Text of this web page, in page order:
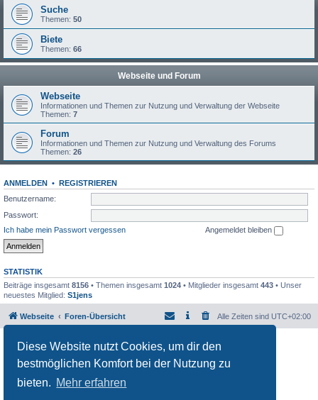
Diese Website nutzt Cookies, um dir den
bestmöglichen Komfort bei der Nutzung zu
bieten. Mehr erfahren
Suche
Themen: 50
Biete
Themen: 66
Webseite und Forum
Webseite
Informationen und Themen zur Nutzung und Verwaltung der Webseite
Themen: 7
Forum
Informationen und Themen zur Nutzung und Verwaltung des Forums
Themen: 26
ANMELDEN •
REGISTRIEREN
Benutzername:
Passwort:
Ich habe mein Passwort vergessen
Angemeldet bleiben
STATISTIK
Beiträge insgesamt 8156 • Themen insgesamt 1024 • Mitglieder insgesamt 443 • Unser
neuestes Mitglied: S1jens
Webseite Foren-Übersicht Alle Zeiten sind UTC+02:00
Powered by phpBB
® Forum Software © phpBB Limited
Datenschutz|Nutzungsbedingungen